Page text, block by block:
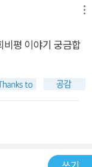
래서 이 책은 “끝내
우리 자신과 우리
속을 바라는 입장에
실을 의심할 수 없
는 동료 시민들의
비평 이야기 궁금합